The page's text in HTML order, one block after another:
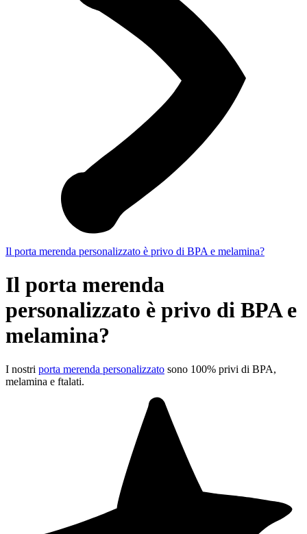
Il porta merenda personalizzato è privo di BPA e melamina?
Il porta merenda
personalizzato è privo di BPA e
melamina?
I nostri porta merenda personalizzato sono 100% privi di BPA,
melamina e ftalati.